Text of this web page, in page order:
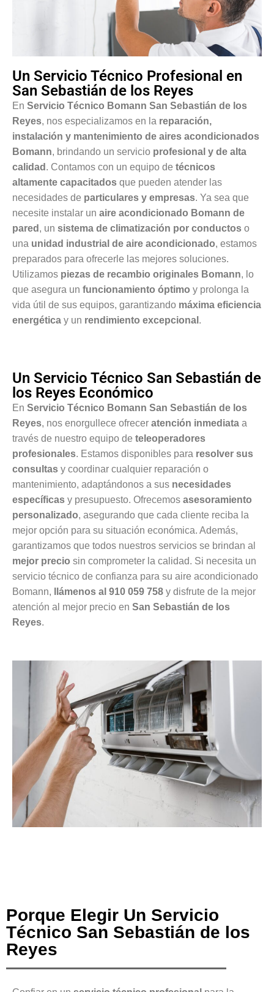
Un Servicio Técnico Profesional en
San Sebastián de los Reyes
En Servicio Técnico Bomann San Sebastián de los
Reyes, nos especializamos en la reparación,
instalación y mantenimiento de aires acondicionados
Bomann, brindando un servicio profesional y de alta
calidad . Contamos con un equipo de técnicos
altamente capacitados que pueden atender las
necesidades de particulares y empresas. Ya sea que
necesite instalar un aire acondicionado Bomann de
pared , un sistema de climatización por conductos o
una unidad industrial de aire acondicionado, estamos
preparados para ofrecerle las mejores soluciones.
Utilizamos piezas de recambio originales Bomann, lo
que asegura un funcionamiento óptimo y prolonga la
vida útil de sus equipos, garantizando máxima eficiencia
energética y un rendimiento excepcional .
Un Servicio Técnico San Sebastián de
los Reyes Económico
En Servicio Técnico Bomann San Sebastián de los
Reyes, nos enorgullece ofrecer atención inmediata a
través de nuestro equipo de teleoperadores
profesionales. Estamos disponibles para resolver sus
consultas y coordinar cualquier reparación o
mantenimiento, adaptándonos a sus necesidades
específicas y presupuesto. Ofrecemos asesoramiento
personalizado, asegurando que cada cliente reciba la
mejor opción para su situación económica. Además,
garantizamos que todos nuestros servicios se brindan al
mejor precio sin comprometer la calidad. Si necesita un
servicio técnico de confianza para su aire acondicionado
Bomann,
llámenos al 910 059 758 y disfrute de la mejor
atención al mejor precio en San Sebastián de los
Reyes.
Porque Elegir Un Servicio
Técnico San Sebastián de los
Reyes